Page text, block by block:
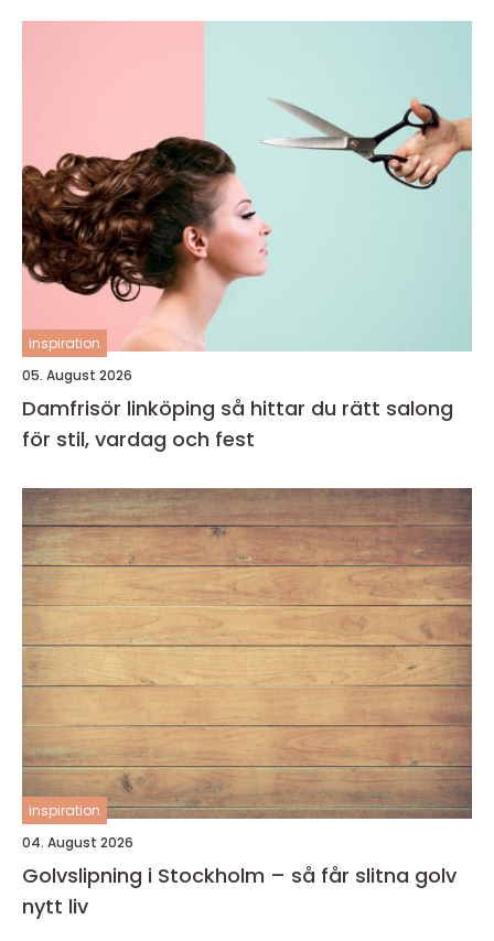
inspiration
05. August 2026
Damfrisör linköping så hittar du rätt salong
för stil, vardag och fest
inspiration
04. August 2026
Golvslipning i Stockholm – så får slitna golv
nytt liv